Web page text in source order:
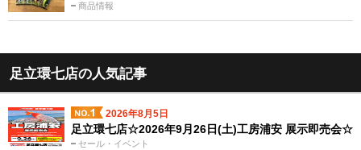
商品情報
足立環七店の人気記事
2026年8月5日
セール・イベント
足立環七店☆2026年9月26日(土)工房浦安 展示即売会☆